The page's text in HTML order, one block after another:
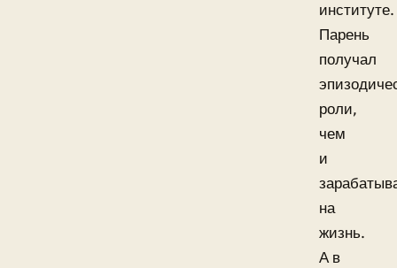
институте.
Парень
получал
роли,
чем
и
на
жизнь.
А в